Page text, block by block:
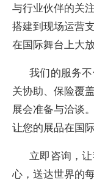
与行业伙伴的关
搭建到现场运营
在国际舞台上大放
我们的服务
关协助、保险覆
展会准备与洽谈
让您的展品在国
立即咨询，
心，送达世界的